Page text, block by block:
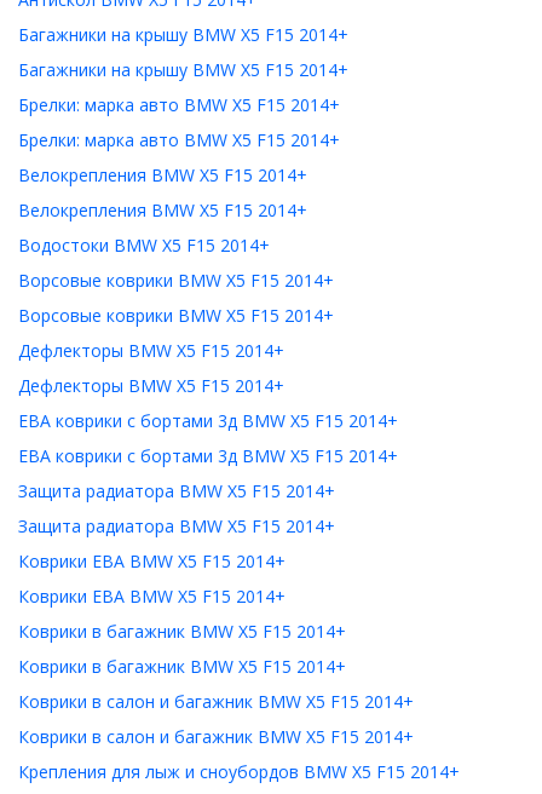
Багажники на крышу BMW X5 F15 2014+
Багажники на крышу BMW X5 F15 2014+
Брелки: марка авто BMW X5 F15 2014+
Брелки: марка авто BMW X5 F15 2014+
Велокрепления BMW X5 F15 2014+
Велокрепления BMW X5 F15 2014+
Водостоки BMW X5 F15 2014+
Ворсовые коврики BMW X5 F15 2014+
Ворсовые коврики BMW X5 F15 2014+
Дефлекторы BMW X5 F15 2014+
Дефлекторы BMW X5 F15 2014+
ЕВА коврики с бортами 3д BMW X5 F15 2014+
ЕВА коврики с бортами 3д BMW X5 F15 2014+
Защита радиатора BMW X5 F15 2014+
Защита радиатора BMW X5 F15 2014+
Коврики ЕВА BMW X5 F15 2014+
Коврики ЕВА BMW X5 F15 2014+
Коврики в багажник BMW X5 F15 2014+
Коврики в багажник BMW X5 F15 2014+
Коврики в салон и багажник BMW X5 F15 2014+
Коврики в салон и багажник BMW X5 F15 2014+
Крепления для лыж и сноубордов BMW X5 F15 2014+